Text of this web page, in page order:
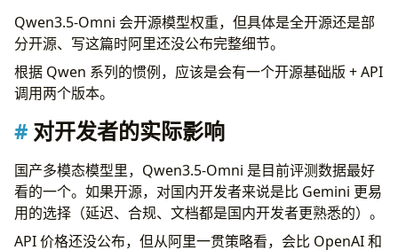
Qwen3.5-Omni 会开源模型权重，但具体是全开源还是部
分开源、写这篇时阿里还没公布完整细节。
根据 Qwen 系列的惯例，应该是会有一个开源基础版 + API
调用两个版本。
对开发者的实际影响
国产多模态模型里，Qwen3.5-Omni 是目前评测数据最好
看的一个。如果开源，对国内开发者来说是比 Gemini 更易
用的选择（延迟、合规、文档都是国内开发者更熟悉的）。
API 价格还没公布，但从阿里一贯策略看，会比 OpenAI 和